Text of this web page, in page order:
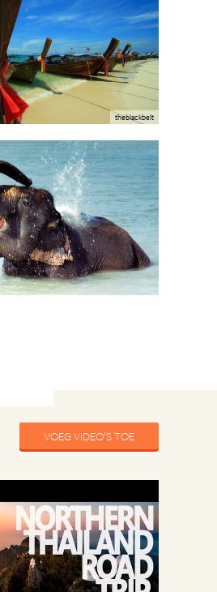
theblackbelt
VOEG VIDEO'S TOE